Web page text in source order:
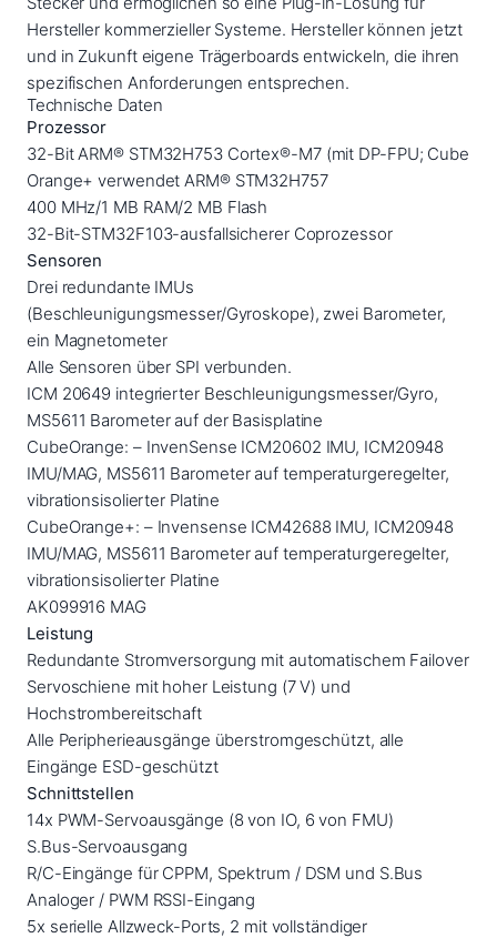
Hersteller kommerzieller Systeme. Hersteller können jetzt
und in Zukunft eigene Trägerboards entwickeln, die ihren
spezifischen Anforderungen entsprechen.
Technische Daten
Prozessor
32-Bit ARM® STM32H753 Cortex®-M7 (mit DP-FPU; Cube
Orange+ verwendet ARM® STM32H757
400 MHz/1 MB RAM/2 MB Flash
32-Bit-STM32F103-ausfallsicherer Coprozessor
Sensoren
Drei redundante IMUs
(Beschleunigungsmesser/Gyroskope), zwei Barometer,
ein Magnetometer
Alle Sensoren über SPI verbunden.
ICM 20649 integrierter Beschleunigungsmesser/Gyro,
MS5611 Barometer auf der Basisplatine
CubeOrange: – InvenSense ICM20602 IMU, ICM20948
IMU/MAG, MS5611 Barometer auf temperaturgeregelter,
vibrationsisolierter Platine
CubeOrange+: – Invensense ICM42688 IMU, ICM20948
IMU/MAG, MS5611 Barometer auf temperaturgeregelter,
vibrationsisolierter Platine
AK099916 MAG
Leistung
Redundante Stromversorgung mit automatischem Failover
Servoschiene mit hoher Leistung (7 V) und
Hochstrombereitschaft
Alle Peripherieausgänge überstromgeschützt, alle
Eingänge ESD-geschützt
Schnittstellen
14x PWM-Servoausgänge (8 von IO, 6 von FMU)
S.Bus-Servoausgang
R/C-Eingänge für CPPM, Spektrum / DSM und S.Bus
Analoger / PWM RSSI-Eingang
5x serielle Allzweck-Ports, 2 mit vollständiger